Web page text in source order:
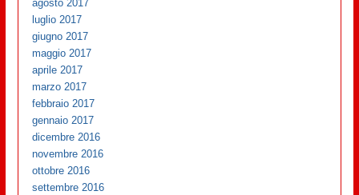
agosto 2017
luglio 2017
giugno 2017
maggio 2017
aprile 2017
marzo 2017
febbraio 2017
gennaio 2017
dicembre 2016
novembre 2016
ottobre 2016
settembre 2016